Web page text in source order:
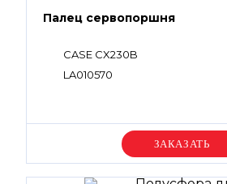
Палец сервопоршня
CASE CX230B
LA010570
Уточняйте цену